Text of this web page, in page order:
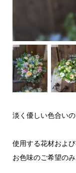
淡く優しい色合い
使用する花材および
お色味のご希望の